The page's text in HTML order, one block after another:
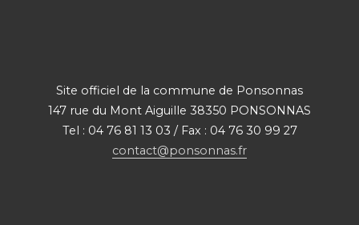
Site officiel de la commune de Ponsonnas
147 rue du Mont Aiguille 38350 PONSONNAS
Tel : 04 76 81 13 03 / Fax : 04 76 30 99 27
contact@ponsonnas.fr